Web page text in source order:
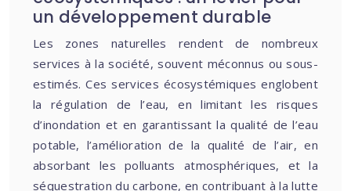
un développement durable
Les zones naturelles rendent de nombreux
services à la société, souvent méconnus ou sous-
estimés. Ces services écosystémiques englobent
la régulation de l’eau, en limitant les risques
d’inondation et en garantissant la qualité de l’eau
potable, l’amélioration de la qualité de l’air, en
absorbant les polluants atmosphériques, et la
séquestration du carbone, en contribuant à la lutte